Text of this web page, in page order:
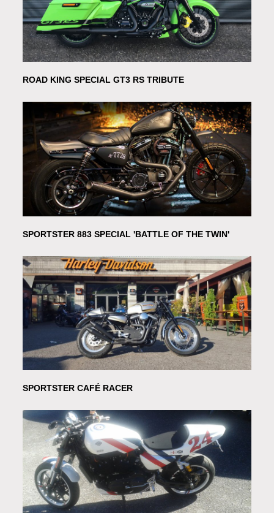
ROAD KING SPECIAL GT3 RS TRIBUTE
SPORTSTER 883 SPECIAL 'BATTLE OF THE TWIN'
SPORTSTER CAFÉ RACER